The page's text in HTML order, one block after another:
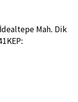
İdealtepe Mah. Dik
KEP: